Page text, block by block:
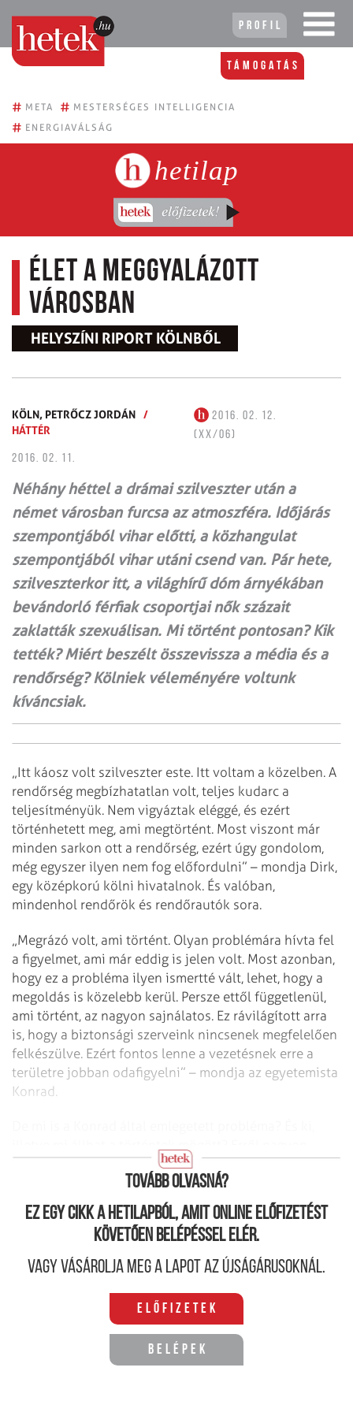
Profil
Támogatás
# META # MESTERSÉGES INTELLIGENCIA
# ENERGIAVÁLSÁG
hetilap
Élet a meggyalázott
városban
HELYSZÍNI RIPORT KÖLNBŐL
KÖLN, PETRŐCZ JORDÁN /
HÁTTÉR
2016. 02. 12.
(XX/06)
2016. 02. 11.
Néhány héttel a drámai szilveszter után a
német városban furcsa az atmoszféra. Időjárás
szempontjából vihar előtti, a közhangulat
szempontjából vihar utáni csend van. Pár hete,
szilveszterkor itt, a világhírű dóm árnyékában
bevándorló férfiak csoportjai nők százait
zaklatták szexuálisan. Mi történt pontosan? Kik
tették? Miért beszélt összevissza a média és a
rendőrség? Kölniek véleményére voltunk
kíváncsiak.
„Itt káosz volt szilveszter este. Itt voltam a közelben. A
rendőrség megbízhatatlan volt, teljes kudarc a
teljesítményük. Nem vigyáztak eléggé, és ezért
történhetett meg, ami megtörtént. Most viszont már
minden sarkon ott a rendőrség, ezért úgy gondolom,
még egyszer ilyen nem fog előfordulni” – mondja Dirk,
egy középkorú kölni hivatalnok. És valóban,
mindenhol rendőrök és rendőrautók sora.
„Megrázó volt, ami történt. Olyan problémára hívta fel
a figyelmet, ami már eddig is jelen volt. Most azonban,
hogy ez a probléma ilyen ismertté vált, lehet, hogy a
megoldás is közelebb kerül. Persze ettől függetlenül,
ami történt, az nagyon sajnálatos. Ez rávilágított arra
is, hogy a biztonsági szerveink nincsenek megfelelően
felkészülve. Ezért fontos lenne a vezetésnek erre a
területre jobban odafigyelni” – mondja az egyetemista
Konrad.
megoszlanak a vélemények.
Tovább olvasná?
Ez egy cikk a hetilapból, amit online előfizetést
követően belépéssel elér.
Vagy vásárolja meg a lapot az újságárusoknál.
Előfizetek
Belépek